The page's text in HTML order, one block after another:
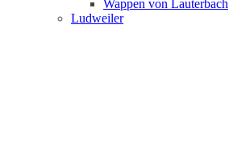
Wappen von Lauterbach
Ludweiler